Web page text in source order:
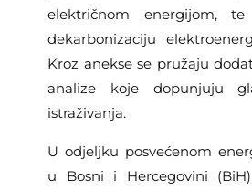
električnom energijom,
dekarbonizaciju
Kroz anekse se pružaju
analize koje dopunjuju
istraživanja.
U odjeljku posvećenom
u Bosni i Hercegovini